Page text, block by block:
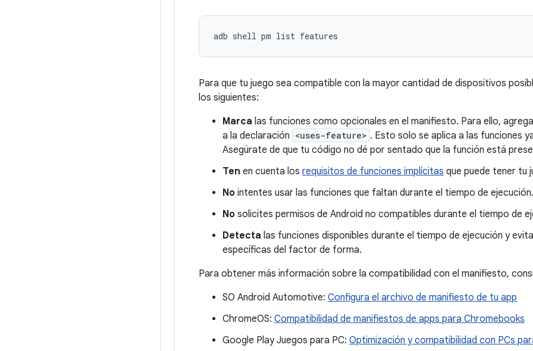
adb shell pm list
Para que tu juego sea compatible con la mayor cantidad de dispositivos
los siguientes:
Marca las funciones como opcionales en el manifiesto. Para ello, agrega
a la declaración <uses-feature> . Esto solo se aplica a las funciones
Asegúrate de que tu código no dé por sentado que la función está
Ten en cuenta los requisitos de funciones implícitas que puede tener tu
No intentes usar las funciones que faltan durante el tiempo de ejecución.
No solicites permisos de Android no compatibles durante el tiempo de
Detecta las funciones disponibles durante el tiempo de ejecución y
específicas del factor de forma.
Para obtener más información sobre la compatibilidad con el manifiesto,
SO Android Automotive: Configura el archivo de manifiesto de tu app
ChromeOS: Compatibilidad de manifiestos de apps para Chromebooks
Google Play Juegos para PC: Optimización y compatibilidad con PCs